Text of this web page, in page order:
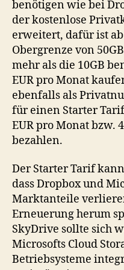
benötigen wie bei
der kostenlose
erweitert, dafür ist
Obergrenze von
mehr als die 10GB
EUR pro Monat
ebenfalls als
für einen Starter
EUR pro Monat bzw.
bezahlen.
Der Starter Tarif
dass Dropbox und
Marktanteile
Erneuerung herum
SkyDrive sollte sich
Microsofts Cloud
Betriebsysteme